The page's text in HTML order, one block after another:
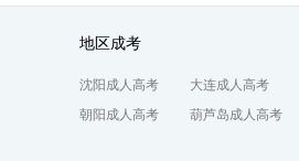
地区成考
沈阳成人高考 大连成人高考
朝阳成人高考
葫芦岛成人高考